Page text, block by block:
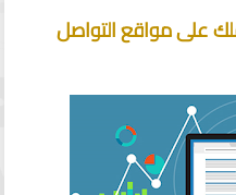
على مواقع التواصل